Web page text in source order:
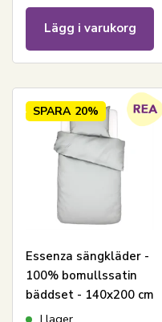
Lägg i varukorg
SPARA 20%
Essenza sängkläder -
100% bomullssatin
bäddset - 140x200 cm
- Minte Grey
I lager